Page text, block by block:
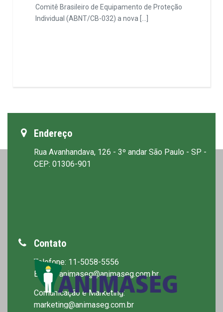
Comitê Brasileiro de Equipamento de Proteção
Individual (ABNT/CB-032) a nova […]
Endereço
Rua Avanhandava, 126 - 3º andar São Paulo - SP -
CEP: 01306-901
Contato
Telefone: 11-5058-5556
E-mail: animaseg@animaseg.com.br
Comunicação e Marketing:
marketing@animaseg.com.br